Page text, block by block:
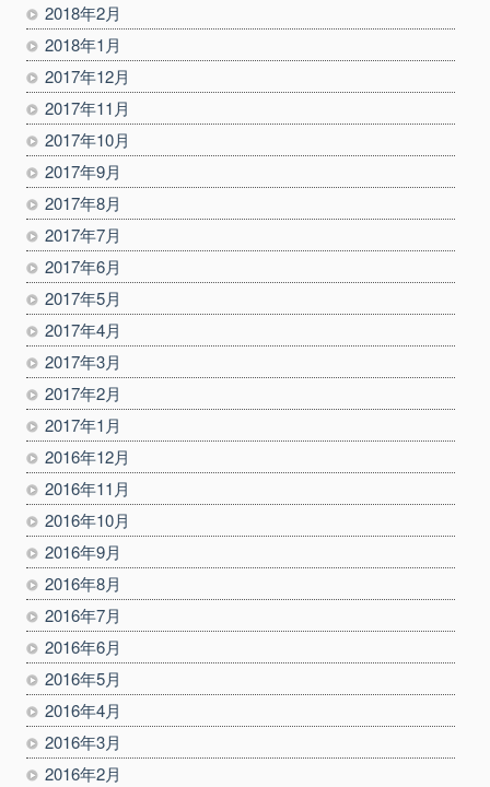
2018年2月
2018年1月
2017年12月
2017年11月
2017年10月
2017年9月
2017年8月
2017年7月
2017年6月
2017年5月
2017年4月
2017年3月
2017年2月
2017年1月
2016年12月
2016年11月
2016年10月
2016年9月
2016年8月
2016年7月
2016年6月
2016年5月
2016年4月
2016年3月
2016年2月